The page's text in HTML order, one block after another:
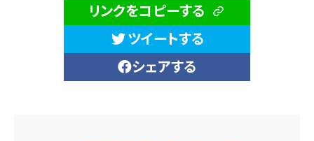
リンクをコピーする
ツイートする
シェアする